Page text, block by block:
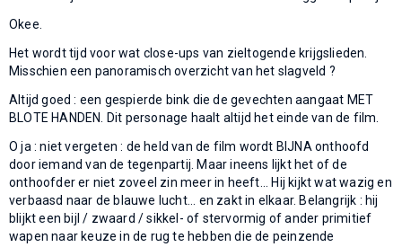
Okee.
Het wordt tijd voor wat close-ups van zieltogende krijgslieden.
Misschien een panoramisch overzicht van het slagveld ?
Altijd goed : een gespierde bink die de gevechten aangaat MET
BLOTE HANDEN. Dit personage haalt altijd het einde van de film.
O ja : niet vergeten : de held van de film wordt BIJNA onthoofd
door iemand van de tegenpartij. Maar ineens lijkt het of de
onthoofder er niet zoveel zin meer in heeft... Hij kijkt wat wazig en
verbaasd naar de blauwe lucht... en zakt in elkaar. Belangrijk : hij
blijkt een bijl / zwaard / sikkel- of stervormig of ander primitief
wapen naar keuze in de rug te hebben die de peinzende